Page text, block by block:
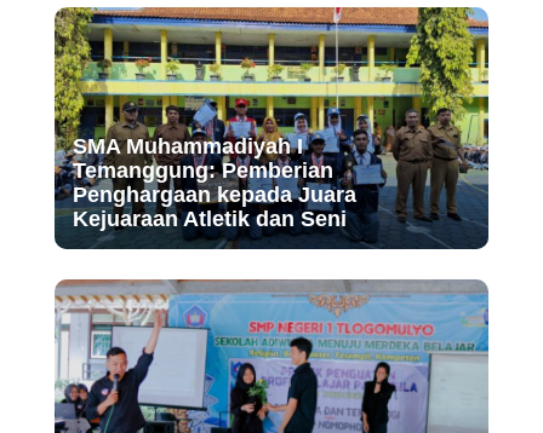
SMA Muhammadiyah I
Temanggung: Pemberian
Penghargaan kepada Juara
Kejuaraan Atletik dan Seni